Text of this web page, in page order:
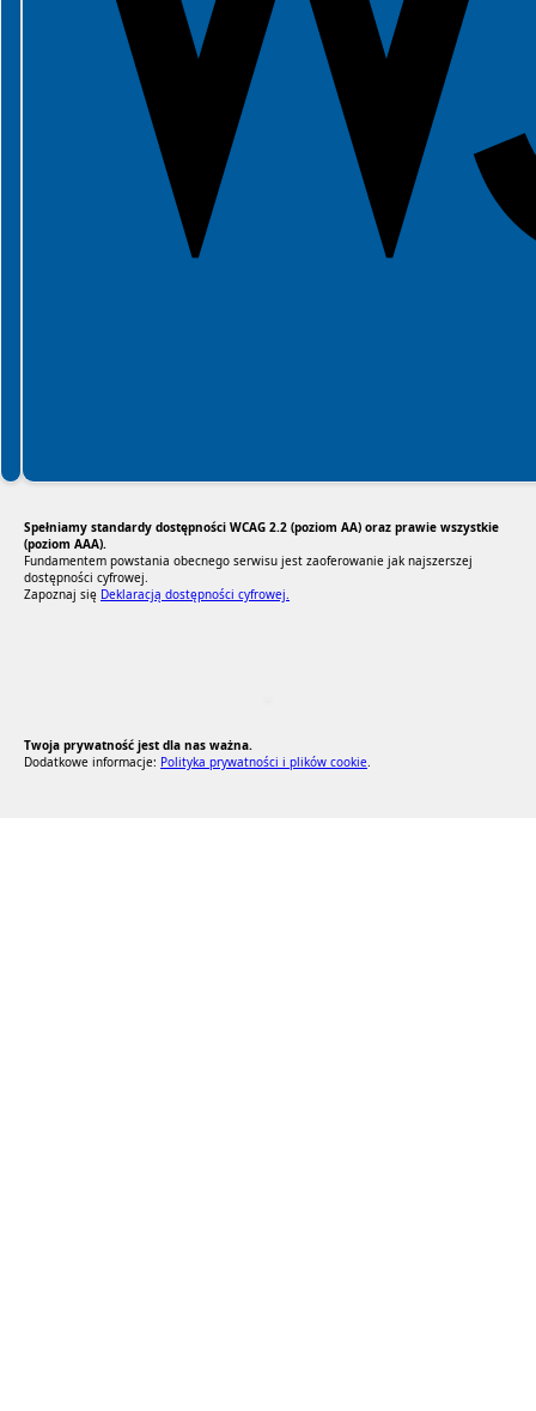
Spełniamy standardy dostępności WCAG 2.2 (poziom AA) oraz prawie wszystkie
(poziom AAA).
Fundamentem powstania obecnego serwisu jest zaoferowanie jak najszerszej
dostępności cyfrowej.
Zapoznaj się Deklaracją dostępności cyfrowej.
Twoja prywatność jest dla nas ważna.
Dodatkowe informacje: Polityka prywatności i plików cookie